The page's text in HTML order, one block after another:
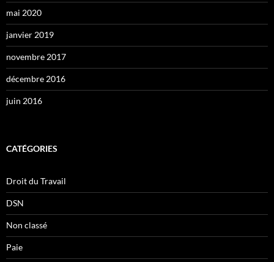
mai 2020
janvier 2019
novembre 2017
décembre 2016
juin 2016
CATÉGORIES
Droit du Travail
DSN
Non classé
Paie